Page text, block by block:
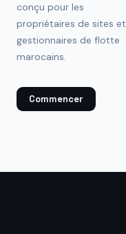
conçu pour les
propriétaires de sites et
gestionnaires de flotte
marocains.
Commencer